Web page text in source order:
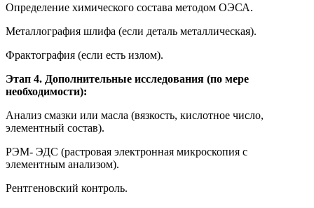
Определение химического состава методом ОЭСА.
Металлография шлифа (если деталь металлическая).
Фрактография (если есть излом).
Этап 4. Дополнительные исследования (по мере
необходимости):
Анализ смазки или масла (вязкость, кислотное число,
элементный состав).
РЭМ- ЭДС (растровая электронная микроскопия с
элементным анализом).
Рентгеновский контроль.